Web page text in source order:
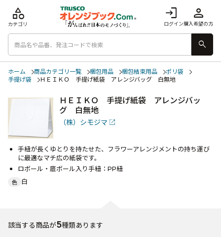
login
ログイン
person
購入希望の方
category
カテゴリ
search
ホーム 商品カテゴリ一覧 梱包用品 梱包結束用品
ポリ袋
手提げ袋
ＨＥＩＫＯ 手提げ紙袋 アレンジバッグ 白無地
ＨＥＩＫＯ 手提げ紙袋 アレンジバッ
グ 白無地
（株）シモジマ
手紐が長くゆとりを持たせた、フラワーアレンジメントの持ち運び
に最適なマチ広の紙袋です。
ロボール・底ボール入り手紐：PP紐
色 白
該当する商品が5種類あります